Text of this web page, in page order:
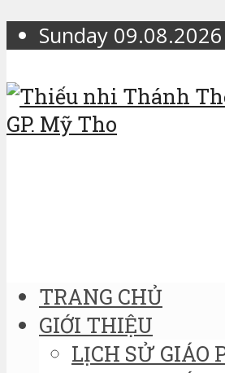
Sunday 09.08.2026
TRANG CHỦ
GIỚI THIỆU
LỊCH SỬ GIÁO